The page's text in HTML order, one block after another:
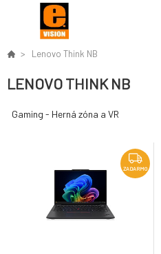
Lenovo Think NB
LENOVO THINK NB
Gaming - Herná zóna a VR
ZADARMO